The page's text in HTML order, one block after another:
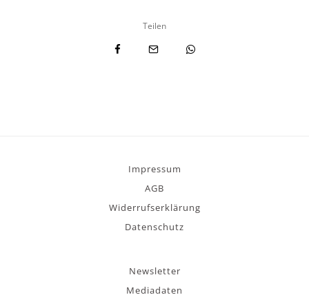
Teilen
Impressum
AGB
Widerrufserklärung
Datenschutz
Newsletter
Mediadaten